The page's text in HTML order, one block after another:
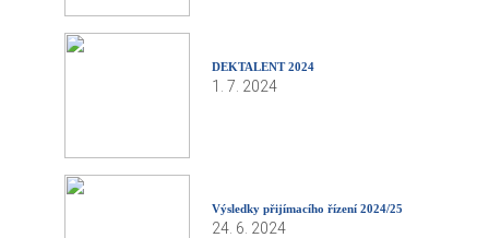
DEKTALENT 2024
1. 7. 2024
Výsledky přijímacího řízení 2024/25
24. 6. 2024